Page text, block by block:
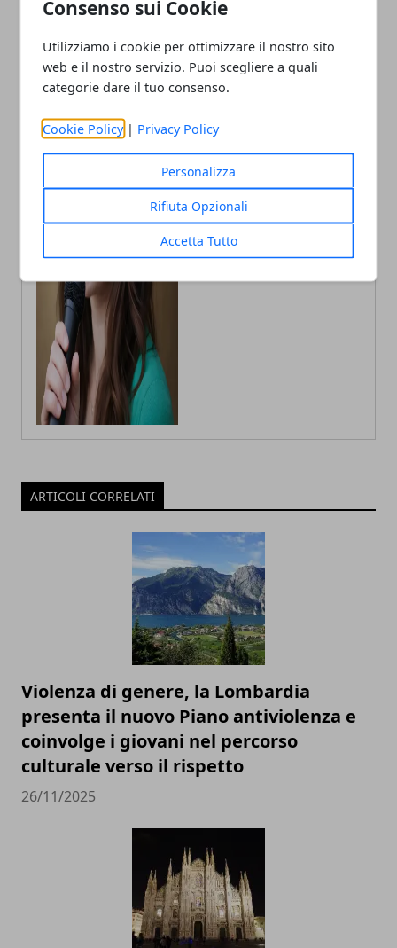
Consenso sui Cookie
Utilizziamo i cookie per ottimizzare il nostro sito
web e il nostro servizio. Puoi scegliere a quali
categorie dare il tuo consenso.
Cookie Policy | Privacy Policy
Personalizza
Rifiuta Opzionali
Accetta Tutto
Annalisa Biasi
in Psicologia con la passione per la
scrittura e le guide How to
ARTICOLI CORRELATI
Violenza di genere, la Lombardia
presenta il nuovo Piano antiviolenza e
coinvolge i giovani nel percorso
culturale verso il rispetto
26/11/2025